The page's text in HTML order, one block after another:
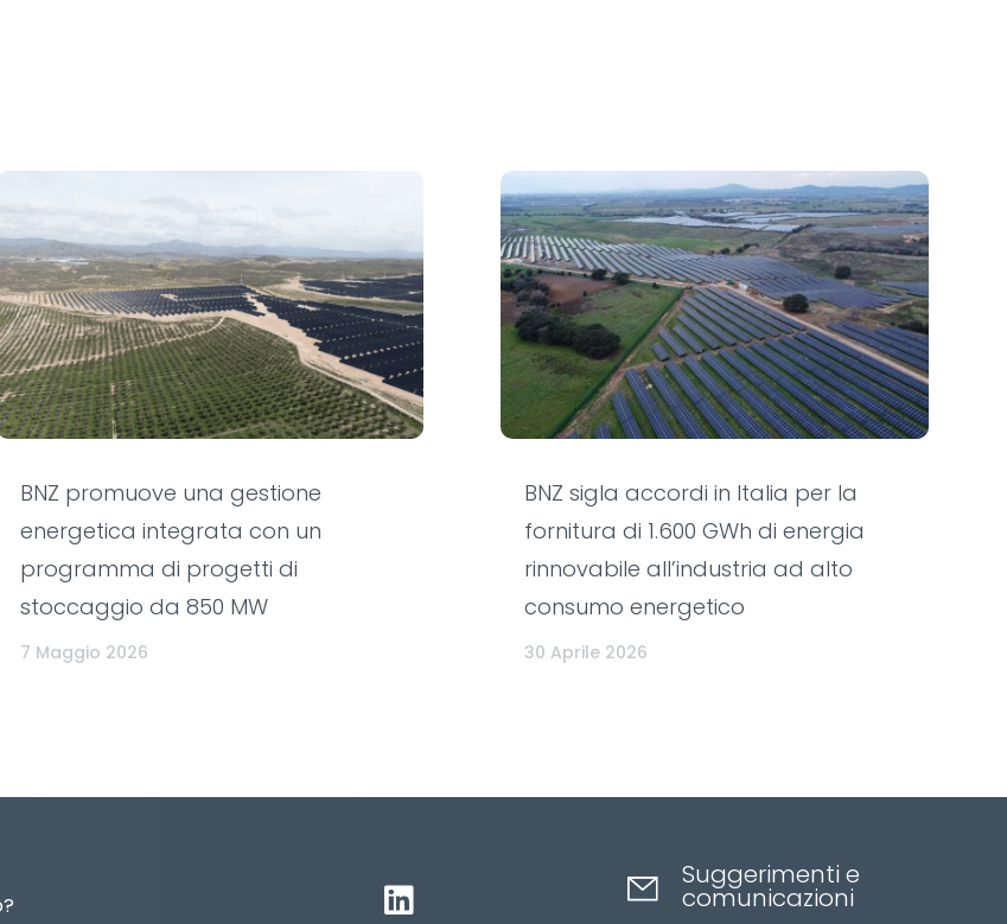
BNZ promuove una gestione
energetica integrata con un
programma di progetti di
stoccaggio da 850 MW
7 Maggio 2026
BNZ sigla accordi in Italia per la
fornitura di 1.600 GWh di energia
rinnovabile all’industria ad alto
consumo energetico
30 Aprile 2026

Suggerimenti e
comunicazioni